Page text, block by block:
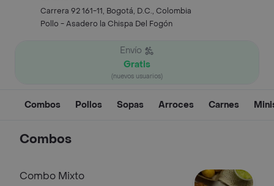
Carrera 92 161-11, Bogotá, D.C., Colombia
Pollo - Asadero la Chispa Del Fogón
Envío
Gratis
(nuevos usuarios)
Combos Pollos Sopas Arroces Carnes
Combos
Combo Mixto